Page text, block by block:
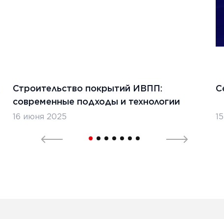
Строительство покрытий ИВПП:
современные подходы и технологии
16 июня 2025